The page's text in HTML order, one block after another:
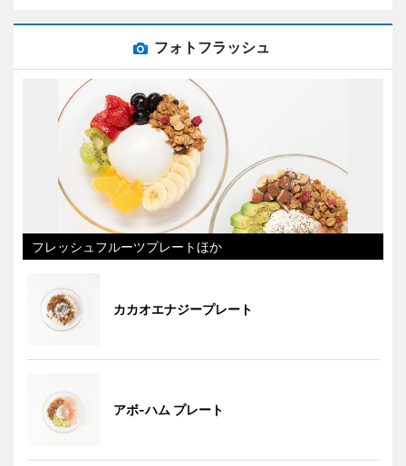
フォトフラッシュ
フレッシュフルーツプレートほか
カカオエナジープレート
アボ-ハム プレート